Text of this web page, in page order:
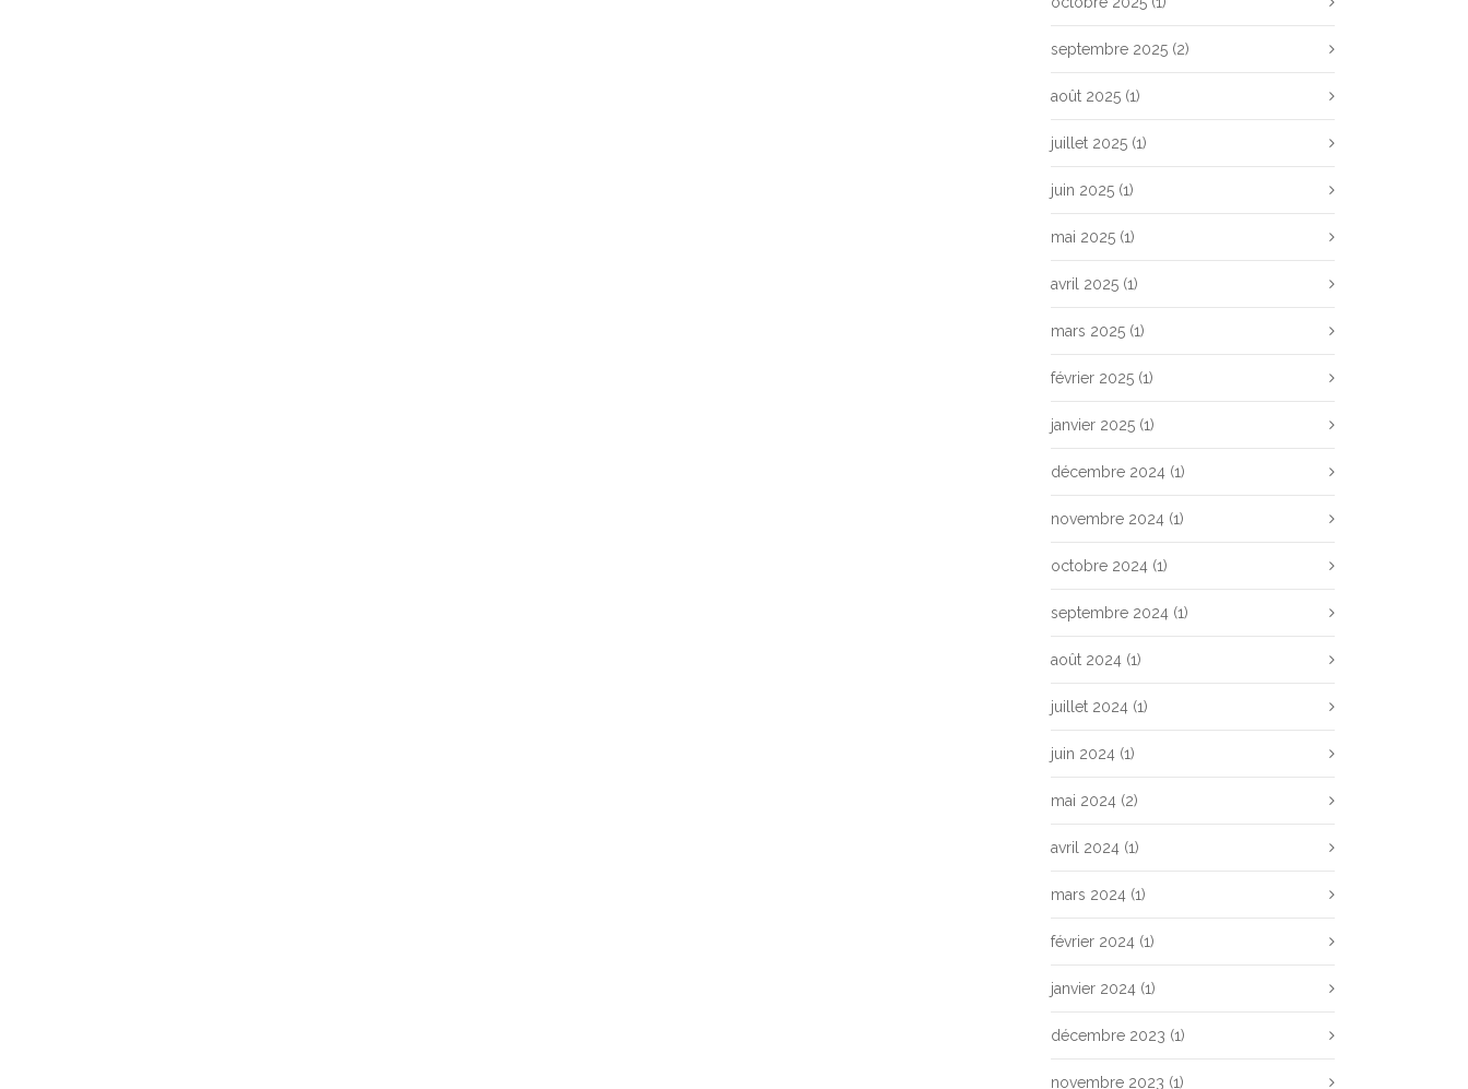
septembre 2025 (2)
août 2025 (1)
juillet 2025 (1)
juin 2025 (1)
mai 2025 (1)
avril 2025 (1)
mars 2025 (1)
février 2025 (1)
janvier 2025 (1)
décembre 2024 (1)
novembre 2024 (1)
octobre 2024 (1)
septembre 2024 (1)
août 2024 (1)
juillet 2024 (1)
juin 2024 (1)
mai 2024 (2)
avril 2024 (1)
mars 2024 (1)
février 2024 (1)
janvier 2024 (1)
décembre 2023 (1)
novembre 2023 (1)